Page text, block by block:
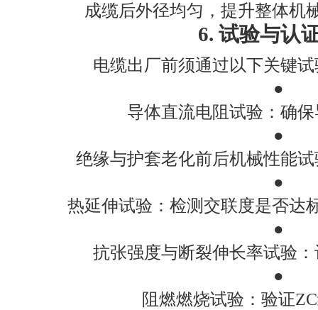
成缆后外径均匀，提升整体机
6. 试验与认
电缆出厂前须通过以下关键
●
导体直流电阻试验：确
●
绝缘与护套老化前后机械性能
●
热延伸试验：检测交联度是否达
●
抗张强度与断裂伸长率试验
●
阻燃燃烧试验：验证